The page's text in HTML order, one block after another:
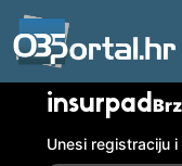
insurpad
Unesi registraciju